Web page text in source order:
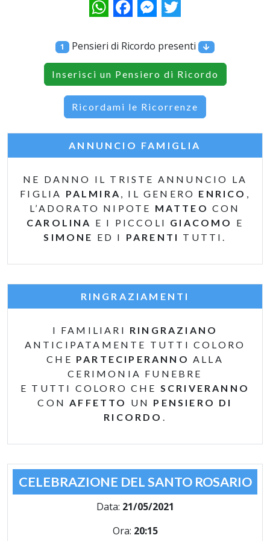
WhatsAppFacebookMessenger
Twitter
1 Pensieri di Ricordo presenti
Inserisci un Pensiero di Ricordo
Ricordami le Ricorrenze
ANNUNCIO FAMIGLIA
NE DANNO IL TRISTE ANNUNCIO LA
FIGLIA PALMIRA , IL GENERO ENRICO ,
L’ADORATO NIPOTE MATTEOCON
CAROLINA E I PICCOLI GIACOMO E
SIMONE ED I PARENTI TUTTI.
RINGRAZIAMENTI
I FAMILIARI RINGRAZIANO
ANTICIPATAMENTE TUTTI COLORO
CHE PARTECIPERANNO ALLA
CERIMONIA FUNEBRE
E TUTTI COLORO CHE SCRIVERANNO
CONAFFETTO UN PENSIERO DI
RICORDO .
CELEBRAZIONE DEL SANTO ROSARIO
Data: 21/05/2021
Ora: 20:15